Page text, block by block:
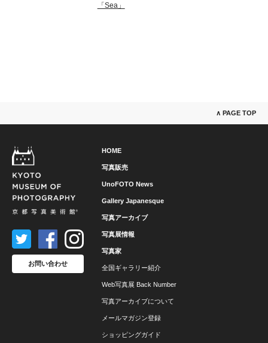
「Sea」
∧ PAGE TOP
HOME
写真販売
UnoFOTO News
Gallery Japanesque
写真アーカイブ
写真展情報
写真家
全国ギャラリー紹介
Web写真展 Back Number
写真アーカイブについて
メールマガジン登録
ショッピングガイド
お問い合わせ